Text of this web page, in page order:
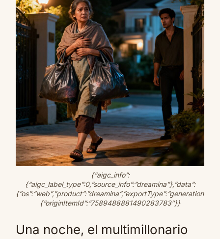
{“aigc_info”:
{“aigc_label_type”:0,”source_info”:”dreamina”},”data”:
{“originItemId”:”7589488881490283783″}}
Una noche, el multimillonario